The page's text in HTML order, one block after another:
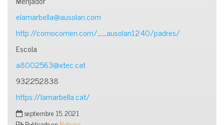
elamarbella@ausolan.com
http://comocomen.com/__ausolan1240/padres/
Escola
a8002563@xtec.cat
932252838
https://lamarbella.cat/
septiembre 15, 2021